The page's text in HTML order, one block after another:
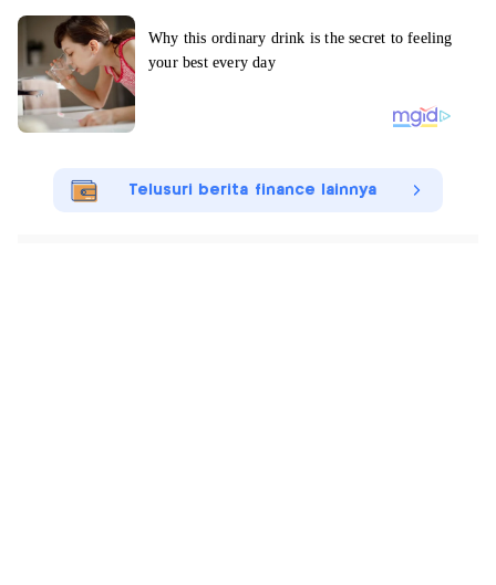
Telusuri berita finance lainnya